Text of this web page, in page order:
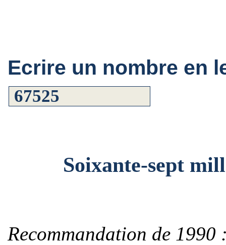
Ecrire un nombre en
Soixante-sept mille
Recommandation de 1990